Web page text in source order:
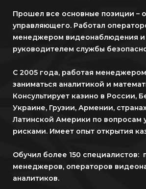
Прошел все основные позиции –
управляющего. Работал
менеджером видеонаблюдения и
руководителем службы
С 2005 года, работая
заниматься аналитикой и
Консультирует казино в России,
Украине, Грузии, Армении,
Латинской Америки по вопросам
рисками. Имеет опыт открытия
Обучил более 150 специалистов:
менеджеров, операторов
аналитиков.